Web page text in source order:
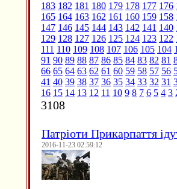
183 182 181 180 179 178 177 176
165 164 163 162 161 160 159 158
147 146 145 144 143 142 141 140
129 128 127 126 125 124 123 122
111 110 109 108 107 106 105 104
91 90 89 88 87 86 85 84 83 82 81
66 65 64 63 62 61 60 59 58 57 56
41 40 39 38 37 36 35 34 33 32 31
16 15 14 13 12 11 10 9 8 7 6 5 4 3
3108
Патріоти Прикарпаття
2016-11-23 02:59:12